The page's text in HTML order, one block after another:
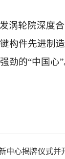
涡轮院深度
构件先进制
劲的“中国心”
中心揭牌仪式并